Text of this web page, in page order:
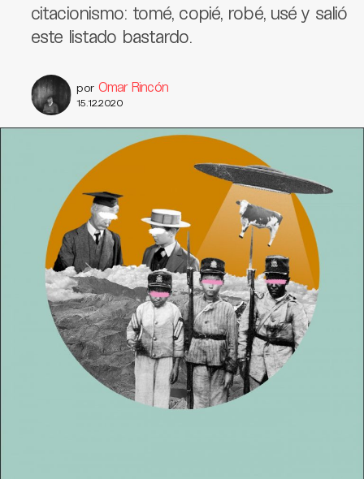
citacionismo: tomé, copié, robé, usé y salió
este listado bastardo.
por Omar Rincón
15.12.2020